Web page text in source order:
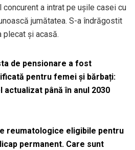
a intrat pe ușile casei cu
jumătatea. S-a îndrăgostit
plecat și acasă.
de pensionare a fost
pentru femei și bărbați:
actualizat până în anul 2030
reumatologice eligibile pentru
permanent. Care sunt